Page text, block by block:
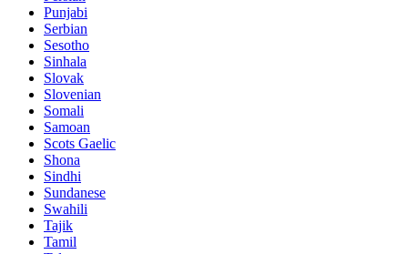
Punjabi
Serbian
Sesotho
Sinhala
Slovak
Slovenian
Somali
Samoan
Scots Gaelic
Shona
Sindhi
Sundanese
Swahili
Tajik
Tamil